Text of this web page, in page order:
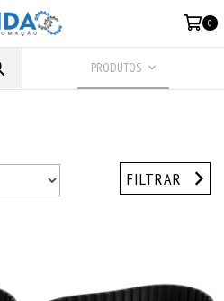
0
PRODUTOS
FILTRAR